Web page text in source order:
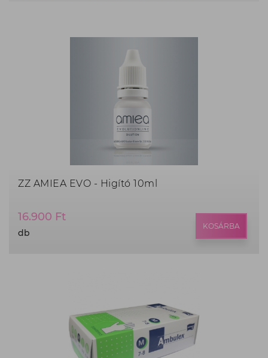
ZZ AMIEA EVO - Higító 10ml
Termék
ár:
16.900
16.900 Ft
db
KOSÁRBA